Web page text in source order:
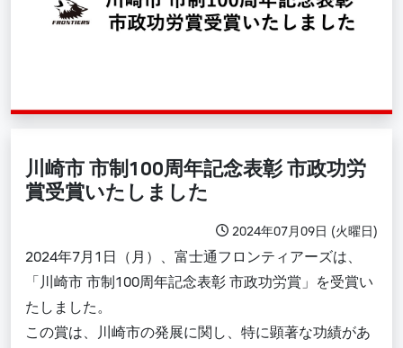
川崎市 市制100周年記念表彰 市政功労
賞受賞いたしました
2024年07月09日 (火曜日)
2024年7月1日（月）、富士通フロンティアーズは、
「川崎市 市制100周年記念表彰 市政功労賞」を受賞い
たしました。
この賞は、川崎市の発展に関し、特に顕著な功績があ